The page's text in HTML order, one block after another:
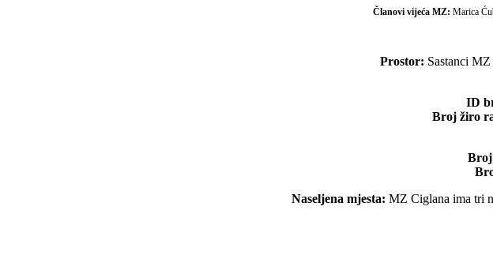
Članovi vijeća MZ: Marica
Prostor: Sastanci
ID
Broj žiro
Broj
Naseljena mjesta: MZ Ciglana ima tri